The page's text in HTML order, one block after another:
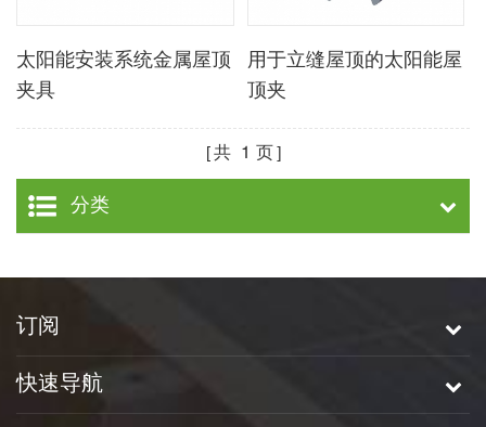
太阳能安装系统金属屋顶
夹具
用于立缝屋顶的太阳能屋
顶夹
共 1 页
分类
订阅
快速导航